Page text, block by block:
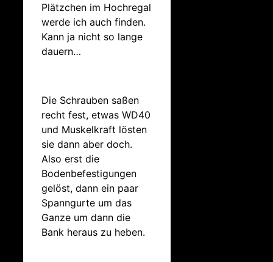
Plätzchen im Hochregal
werde ich auch finden.
Kann ja nicht so lange
dauern…
Die Schrauben saßen
recht fest, etwas WD40
und Muskelkraft lösten
sie dann aber doch.
Also erst die
Bodenbefestigungen
gelöst, dann ein paar
Spanngurte um das
Ganze um dann die
Bank heraus zu heben.